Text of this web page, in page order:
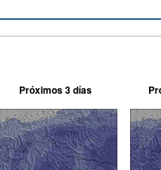
Próximos 3 días